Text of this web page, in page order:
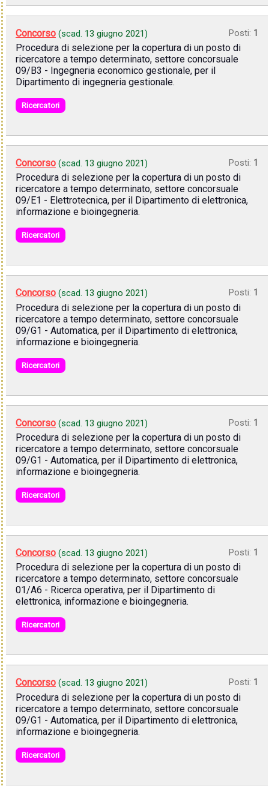
Concorso (scad. 13 giugno 2021) Posti: 1
Procedura di selezione per la copertura di un posto di
ricercatore a tempo determinato, settore concorsuale
09/B3 - Ingegneria economico gestionale, per il
Dipartimento di ingegneria gestionale.
Ricercatori
Concorso (scad. 13 giugno 2021) Posti: 1
Procedura di selezione per la copertura di un posto di
ricercatore a tempo determinato, settore concorsuale
09/E1 - Elettrotecnica, per il Dipartimento di elettronica,
informazione e bioingegneria.
Ricercatori
Concorso (scad. 13 giugno 2021) Posti: 1
Procedura di selezione per la copertura di un posto di
ricercatore a tempo determinato, settore concorsuale
09/G1 - Automatica, per il Dipartimento di elettronica,
informazione e bioingegneria.
Ricercatori
Concorso (scad. 13 giugno 2021) Posti: 1
Procedura di selezione per la copertura di un posto di
ricercatore a tempo determinato, settore concorsuale
09/G1 - Automatica, per il Dipartimento di elettronica,
informazione e bioingegneria.
Ricercatori
Concorso (scad. 13 giugno 2021) Posti: 1
Procedura di selezione per la copertura di un posto di
ricercatore a tempo determinato, settore concorsuale
01/A6 - Ricerca operativa, per il Dipartimento di
elettronica, informazione e bioingegneria.
Ricercatori
Concorso (scad. 13 giugno 2021) Posti: 1
Procedura di selezione per la copertura di un posto di
ricercatore a tempo determinato, settore concorsuale
09/G1 - Automatica, per il Dipartimento di elettronica,
informazione e bioingegneria.
Ricercatori